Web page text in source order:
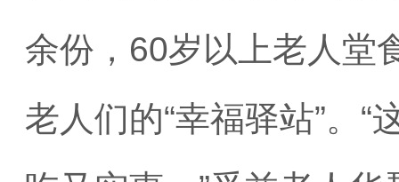
余份，60岁以上老人堂
老人们的“幸福驿站”。